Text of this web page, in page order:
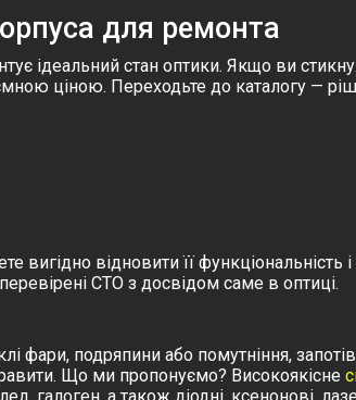
для ремонта
ідеальний стан оптики. Якщо ви
ціною. Переходьте до каталогу —
вигідно відновити її
СТО з досвідом саме в оптиці.
подряпини або помутніння,
Що ми пропонуємо? Високоякісне